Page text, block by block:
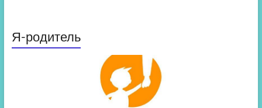
Я-родитель